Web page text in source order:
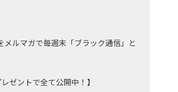
ルマガで毎週末「ブラック通信」と
ゼントで全て公開中！】